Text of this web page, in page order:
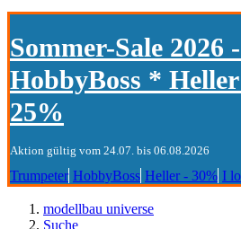
Sommer-Sale 2026
HobbyBoss *
25%
Aktion gültig vom 24.07. bis 06.08.2026
Trumpeter HobbyBoss Heller - 30% I
modellbau universe
Suche